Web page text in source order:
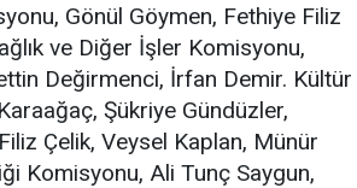
Gönül Göymen, Fethiye Filiz
ve Diğer İşler Komisyonu,
Değirmenci, İrfan Demir. Kültür
Şükriye Gündüzler,
Çelik, Veysel Kaplan, Münür
Komisyonu, Ali Tunç Saygun,